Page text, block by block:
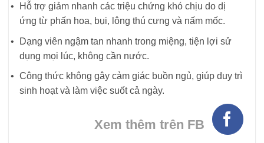
Hỗ trợ giảm nhanh các triệu chứng khó chịu do dị
ứng từ phấn hoa, bụi, lông thú cưng và nấm mốc.
Dạng viên ngậm tan nhanh trong miệng, tiện lợi sử
dụng mọi lúc, không cần nước.
Công thức không gây cảm giác buồn ngủ, giúp duy trì
sinh hoạt và làm việc suốt cả ngày.
Xem thêm trên FB